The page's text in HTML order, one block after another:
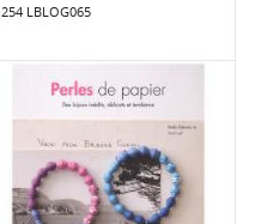
254 LBLOG065